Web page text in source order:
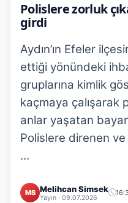
Polislere zorluk
girdi
Aydın’ın Efeler
ettiği yönündeki
gruplarına kimlik
kaçmaya çalışarak
anlar yaşatan
Polislere direnen
...
MS Melihcan Simsek
Yayın · 09.07.2026